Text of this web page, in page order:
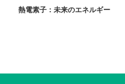
熱電素子：未来のエネルギー